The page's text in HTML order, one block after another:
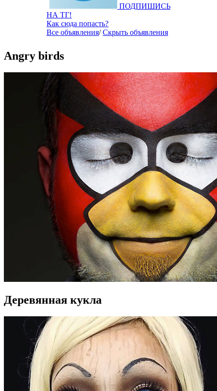
ПОДПИШИСЬ
НА ТГ!
Как сюда попасть?
Все объявления/Скрыть объявления
Angry birds
Деревянная кукла